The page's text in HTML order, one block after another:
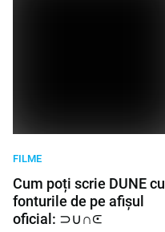
FILME
Cum poți scrie DUNE cu
fonturile de pe afișul
oficial: ⊃∪∩⪽